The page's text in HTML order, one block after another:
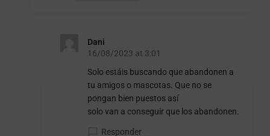
Dani
16/08/2023 at 3:01
Solo estáis buscando que abandonen a
tu amigos o mascotas. Que no se
pongan bien puestos así
solo van a conseguir que los abandonen.
Responder